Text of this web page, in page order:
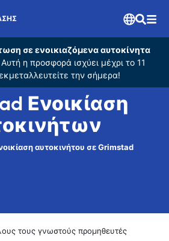
σε ενοικιαζόμενα αυτοκίνητα
Αυτή η προσφορά ισχύει μέχρι το 11
την σήμερα!
Ενοικίαση
αυτοκινήτου σε Grimstad
τους γνωστούς προμηθευτές